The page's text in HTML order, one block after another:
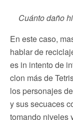
Cuánto daño
En este caso,
hablar de
es in intento de
clon más de
los personajes
y sus secuaces
tomando niveles